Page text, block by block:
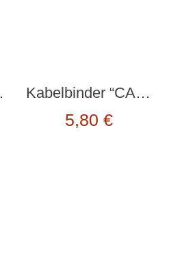
Kabelbinder “CABLE TIE MULTI COLOR” 8tlg von Kikkerland
5,80 €